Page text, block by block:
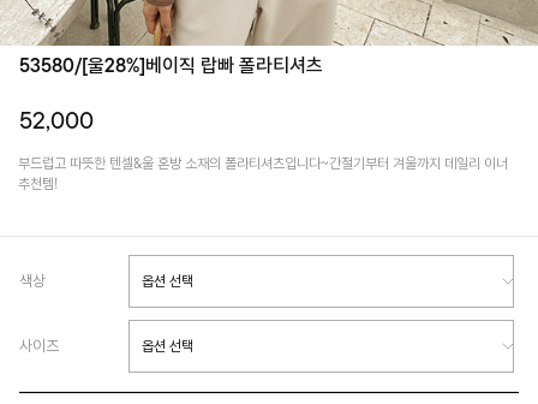
53580/[울28%]베이직 랍빠 폴라티셔츠
52,000
부드럽고 따뜻한 텐셀&울 혼방 소재의 폴라티셔츠입니다~간절기부터 겨울까지 데일리 이너
추천템!
색상
사이즈